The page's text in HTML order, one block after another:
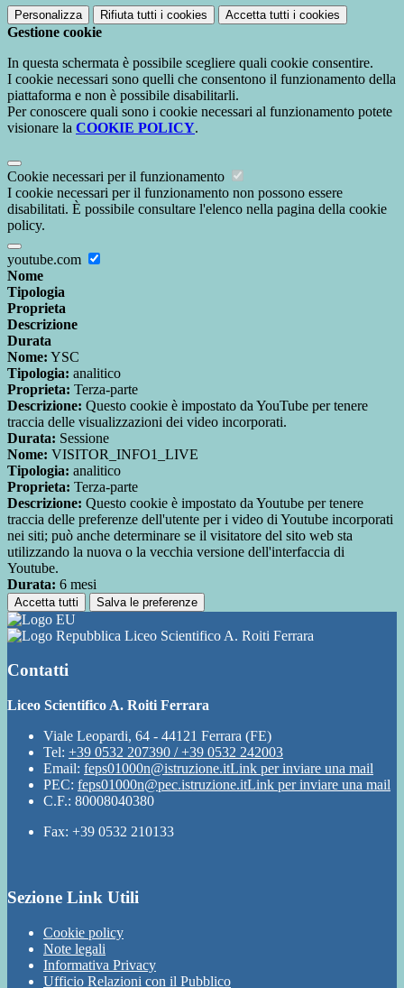
Personalizza Rifiuta tutti i cookies Accetta tutti i cookies
Gestione cookie
In questa schermata è possibile scegliere quali cookie consentire.
I cookie necessari sono quelli che consentono il funzionamento della
piattaforma e non è possibile disabilitarli.
Per conoscere quali sono i cookie necessari al funzionamento potete
visionare la COOKIE POLICY.
Cookie necessari per il funzionamento
I cookie necessari per il funzionamento non possono essere
disabilitati. È possibile consultare l'elenco nella pagina della cookie
policy.
youtube.com
Nome
Tipologia
Proprieta
Descrizione
Durata
Nome: YSC
Tipologia: analitico
Proprieta: Terza-parte
Descrizione: Questo cookie è impostato da YouTube per tenere
traccia delle visualizzazioni dei video incorporati.
Durata: Sessione
Nome: VISITOR_INFO1_LIVE
Tipologia: analitico
Proprieta: Terza-parte
Descrizione: Questo cookie è impostato da Youtube per tenere
traccia delle preferenze dell'utente per i video di Youtube incorporati
nei siti; può anche determinare se il visitatore del sito web sta
utilizzando la nuova o la vecchia versione dell'interfaccia di
Youtube.
Durata: 6 mesi
Accetta tutti Salva le preferenze
Liceo Scientifico A. Roiti Ferrara
Contatti
Liceo Scientifico A. Roiti Ferrara
Viale Leopardi, 64 - 44121 Ferrara (FE)
Tel: +39 0532 207390 / +39 0532 242003
Email: feps01000n@istruzione.itLink per inviare una mail
PEC: feps01000n@pec.istruzione.itLink per inviare una mail
C.F.: 80008040380
Fax: +39 0532 210133
Sezione Link Utili
Cookie policy
Note legali
Informativa Privacy
Ufficio Relazioni con il Pubblico